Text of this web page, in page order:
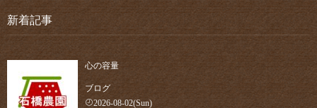
新着記事
心の容量
ブログ
2026-08-02(Sun)